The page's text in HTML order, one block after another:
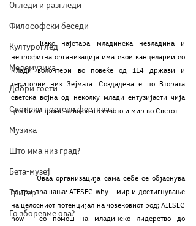
Огледи и разгледи
Философски беседи
Културоглед
Мелемузика
Добри гости
Скопски поетски фестивал
Музика
Што има низ град?
Бета-музеј
Тригер
Го зборевме ова?
	Како најстара младинска невладина и
непрофитна организација има свои канцеларии со
млади волонтери во повеќе од 114 држави и
територии низ Зејмата. Создадена е по Втората
светска војна од неколку млади ентузијасти чија
цел била промена во општеството и мир во Светот.
	Оваа организација сама себе се објаснува
со три прашања: AIESEC why – мир и достигнување
на целосниот потенцијал на човековиот род; AIESEC
how – со помош на младинско лидерство до